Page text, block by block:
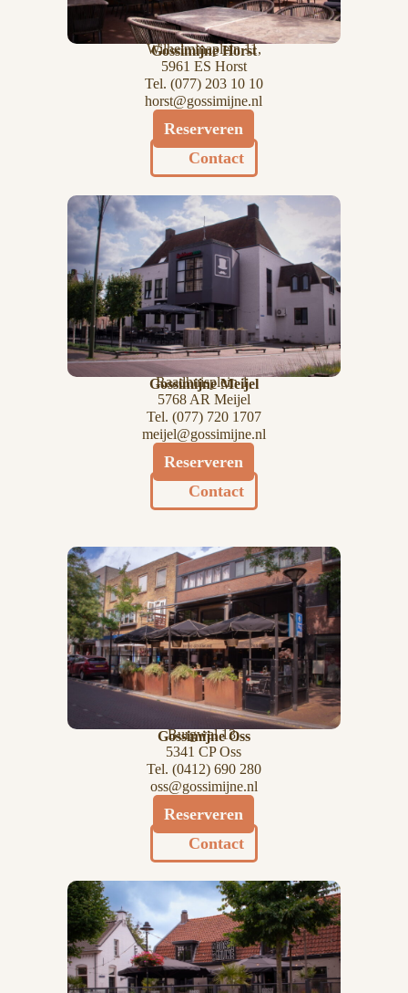
Gossimijne Horst
Wilhelminaplein 11,
5961 ES Horst
Tel. (077) 203 10 10
horst@gossimijne.nl
Reserveren
Contact
Gossimijne Meijel
Raadhuisplein 1,
5768 AR Meijel
Tel. (077) 720 1707
meijel@gossimijne.nl
Reserveren
Contact
Gossimijne Oss
Burgwal 13,
5341 CP Oss
Tel. (0412) 690 280
oss@gossimijne.nl
Reserveren
Contact